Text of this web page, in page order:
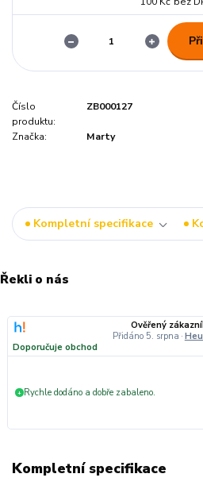
Číslo
produktu:
ZB000127
Značka: Marty
Kompletní specifikace
Řekli o nás
Ověřený
Přidáno 5. srpna ·
Doporučuje obchod
+ Rychle dodáno a dobře zabaleno.
Kompletní specifikace